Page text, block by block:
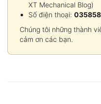
XT Mechanical Blog)
Số điện thoại:
Chúng tôi những thành
cảm ơn các bạn.